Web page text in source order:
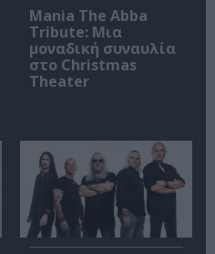
Mania The Abba
Tribute: Μια
μοναδική συναυλία
στο Christmas
Theater